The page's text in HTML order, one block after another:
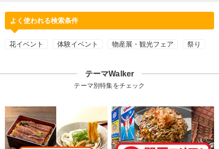
よく使われる検索条件
花イベント 体験イベント 物産展・観光フェア 祭り
テーマWalker
テーマ別特集をチェック